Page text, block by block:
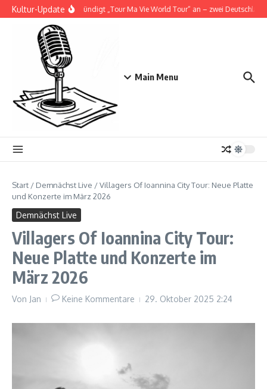
Zum Inhalt springen
Kultur-UpdateDoja Cat kündigt „Tour Ma Vie World Tour“ an – zwei
Main Menu
Start / Demnächst Live /Villagers Of Ioannina City Tour: Neue Platte
und Konzerte im März 2026
Demnächst Live
Villagers Of Ioannina City Tour:
Neue Platte und Konzerte im
März 2026
Von Jan Keine Kommentare 29. Oktober 2025 2:24